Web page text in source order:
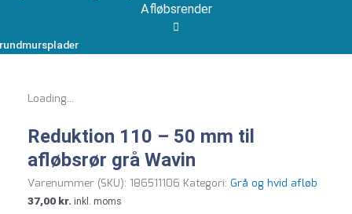
Afløbsrender
Loading...
Reduktion 110 – 50 mm til
afløbsrør grå Wavin
Varenummer (SKU): 186511106 Kategori: Grå og hvid afløb
37,00 kr. inkl. moms